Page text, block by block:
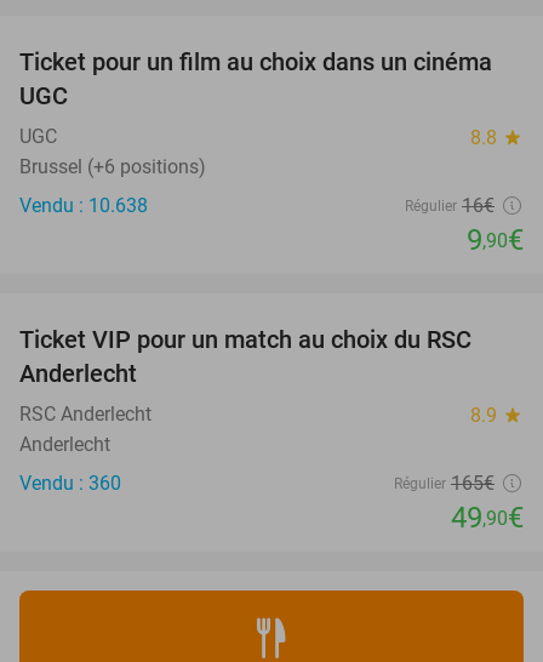
38%
Ticket pour un film au choix dans un cinéma
UGC
UGC 8.8 star
Brussel (+6 positions)
Vendu : 10.638
Régulier 16€
9,90€
70%
Ticket VIP pour un match au choix du RSC
Anderlecht
RSC Anderlecht 8.9 star
Anderlecht
Vendu : 360
Régulier 165€
49,90€